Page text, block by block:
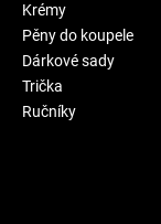
Krémy
Pěny do koupele
Dárkové sady
Trička
Ručníky